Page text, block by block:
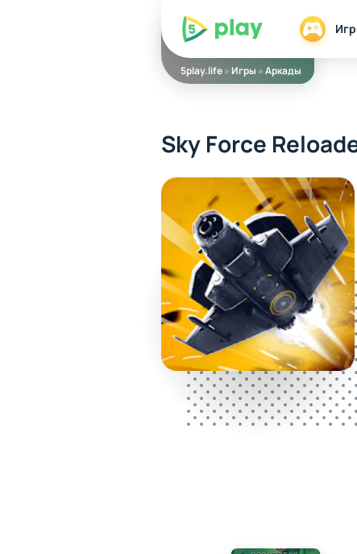
5play
5play.life»Игры »Аркады
Sky Force